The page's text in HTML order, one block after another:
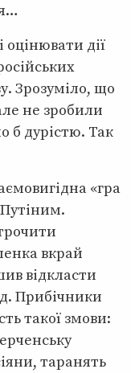
дії
Зрозуміло, що
не зробили
б дурістю. Так
«гра
вкрай
відкласти
Прибічники
такої змови:
таранять